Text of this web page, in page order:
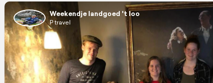
Weekendje landgoed 't loo
P travel